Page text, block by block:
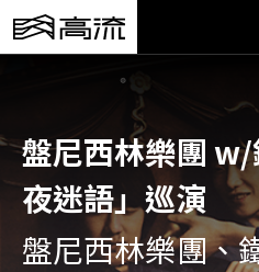
盤尼西林樂團
夜迷語」巡演
盤尼西林樂團、